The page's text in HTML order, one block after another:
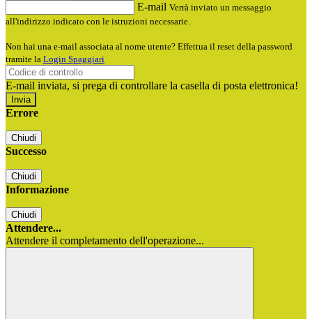
E-mail Verrà inviato un messaggio
all'indirizzo indicato con le istruzioni necessarie.
Non hai una e-mail associata al nome utente? Effettua il reset della password
tramite la Login Spaggiari
E-mail inviata, si prega di controllare la casella di posta elettronica!
Errore
Chiudi
Successo
Chiudi
Informazione
Chiudi
Attendere...
Attendere il completamento dell'operazione...